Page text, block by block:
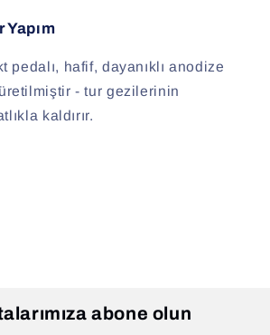
Yapım
pedalı, hafif, dayanıklı anodize
- tur gezilerinin
kaldırır.
abone olun